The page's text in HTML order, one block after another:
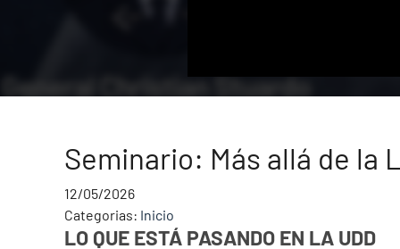
Seminario: Más allá de la
12/05/2026
Categorias: Inicio
LO QUE ESTÁ PASANDO EN LA UDD